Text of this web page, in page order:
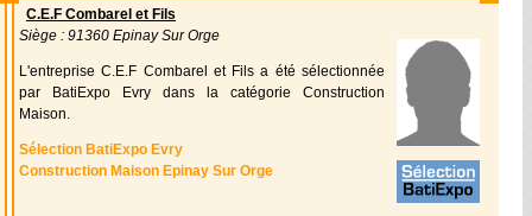
C.E.F Combarel et Fils
Siège : 91360 Epinay Sur Orge
L'entreprise C.E.F Combarel et Fils a été sélectionnée
par BatiExpo Evry dans la catégorie Construction
Maison.
Sélection BatiExpo Evry
Construction Maison Epinay Sur Orge